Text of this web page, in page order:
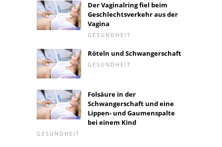
Der Vaginalring fiel beim
Geschlechtsverkehr aus der
Vagina
GESUNDHEIT
Röteln und Schwangerschaft
GESUNDHEIT
Folsäure in der
Schwangerschaft und eine
Lippen- und Gaumenspalte
bei einem Kind
GESUNDHEIT